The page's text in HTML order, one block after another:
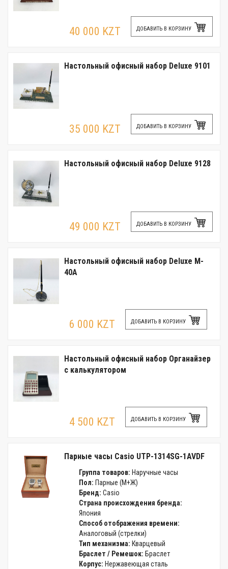
40 000 KZT ДОБАВИТЬ В КОРЗИНУ
Настольный офисный набор Deluxe 9101
35 000 KZT ДОБАВИТЬ В КОРЗИНУ
Настольный офисный набор Deluxe 9128
49 000 KZT ДОБАВИТЬ В КОРЗИНУ
Настольный офисный набор Deluxe M-
40A
6 000 KZT ДОБАВИТЬ В КОРЗИНУ
Настольный офисный набор Органайзер
с калькулятором
4 500 KZT ДОБАВИТЬ В КОРЗИНУ
Парные часы Casio UTP-1314SG-1AVDF
Группа товаров: Наручные часы
Пол: Парные (М+Ж)
Бренд: Casio
Страна происхождения бренда:
Япония
Способ отображения времени:
Аналоговый (стрелки)
Тип механизма: Кварцевый
Браслет / Ремешок: Браслет
Корпус: Нержавеющая сталь